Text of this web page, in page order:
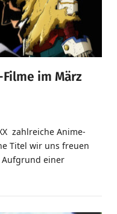
im März
zahlreiche Anime-
Titel wir uns freuen
einer